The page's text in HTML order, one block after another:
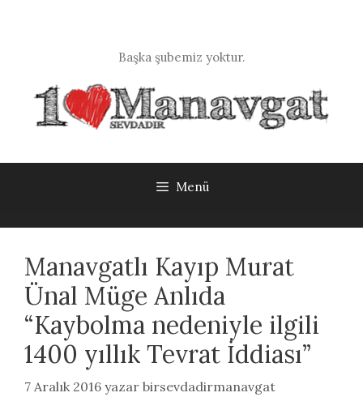
Başka şubemiz yoktur.
Menü
Manavgatlı Kayıp Murat
Ünal Müge Anlıda
“Kaybolma nedeniyle ilgili
1400 yıllık Tevrat İddiası”
7 Aralık 2016 yazar birsevdadirmanavgat